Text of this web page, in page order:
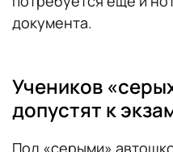
документа.
Учеников
допустят к
Под «серыми»